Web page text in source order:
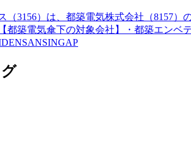
（3156）は、都築電気株式会社（8157
都築電気傘下の対象会社】・都築エン